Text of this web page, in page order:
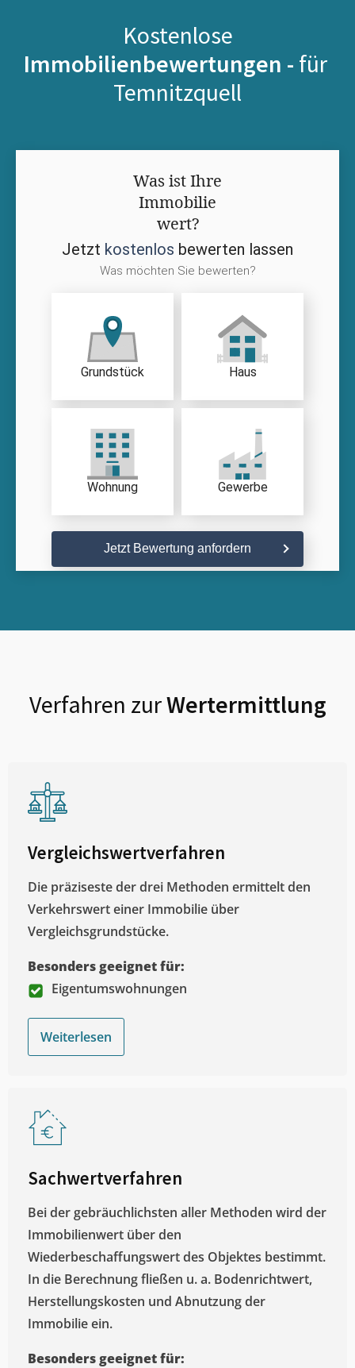
Kostenlose
Immobilienbewertungen - für
Temnitzquell
Was ist Ihre
Immobilie
wert?
Jetzt kostenlos bewerten lassen
Was möchten Sie bewerten?
Grundstück Haus
Wohnung Gewerbe
Jetzt Bewertung anfordern
Verfahren zurWertermittlung
Vergleichswertverfahren
Die präziseste der drei Methoden ermittelt den
Verkehrswert einer Immobilie über
Vergleichsgrundstücke.
Besonders geeignet für:
Eigentumswohnungen
Weiterlesen
Sachwertverfahren
Bei der gebräuchlichsten aller Methoden wird der
Immobilienwert über den
Wiederbeschaffungswert des Objektes bestimmt.
In die Berechnung fließen u. a. Bodenrichtwert,
Herstellungskosten und Abnutzung der
Immobilie ein.
Besonders geeignet für: